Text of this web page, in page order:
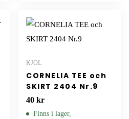
KJOL
CORNELIA TEE och
SKIRT 2404 Nr.9
40 kr
Finns i lager,